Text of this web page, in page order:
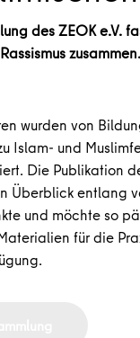
des ZEOK e.V.
wurden von
Islam- und
Die Publikation
Überblick entlang
und möchte so
für die